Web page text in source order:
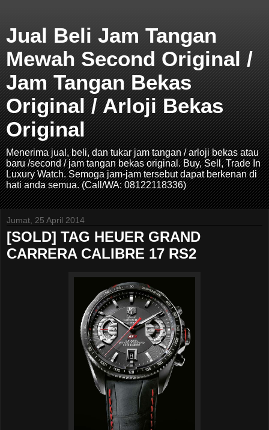
Jual Beli Jam Tangan
Mewah Second Original /
Jam Tangan Bekas
Original / Arloji Bekas
Original
Menerima jual, beli, dan tukar jam tangan / arloji bekas atau
baru /second / jam tangan bekas original. Buy, Sell, Trade In
Luxury Watch. Semoga jam-jam tersebut dapat berkenan di
hati anda semua. (Call/WA: 08122118336)
Jumat, 25 April 2014
[SOLD] TAG HEUER GRAND
CARRERA CALIBRE 17 RS2